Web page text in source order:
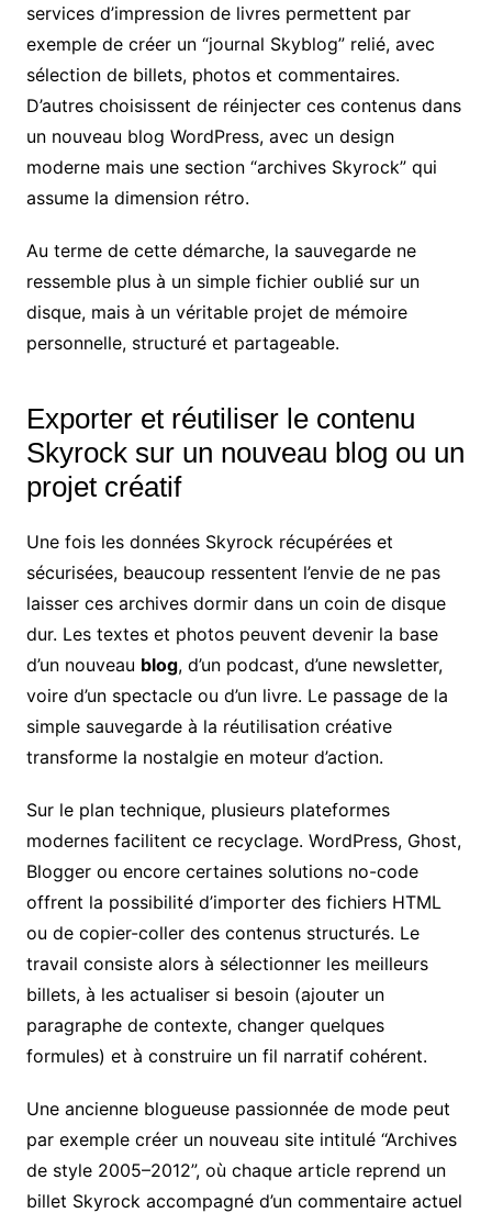
services d’impression de livres permettent par
exemple de créer un “journal Skyblog” relié, avec
sélection de billets, photos et commentaires.
D’autres choisissent de réinjecter ces contenus dans
un nouveau blog WordPress, avec un design
moderne mais une section “archives Skyrock” qui
assume la dimension rétro.
Au terme de cette démarche, la sauvegarde ne
ressemble plus à un simple fichier oublié sur un
disque, mais à un véritable projet de mémoire
personnelle, structuré et partageable.
Exporter et réutiliser le contenu
Skyrock sur un nouveau blog ou un
projet créatif
Une fois les données Skyrock récupérées et
sécurisées, beaucoup ressentent l’envie de ne pas
laisser ces archives dormir dans un coin de disque
dur. Les textes et photos peuvent devenir la base
d’un nouveau blog, d’un podcast, d’une newsletter,
voire d’un spectacle ou d’un livre. Le passage de la
simple sauvegarde à la réutilisation créative
transforme la nostalgie en moteur d’action.
Sur le plan technique, plusieurs plateformes
modernes facilitent ce recyclage. WordPress, Ghost,
Blogger ou encore certaines solutions no-code
offrent la possibilité d’importer des fichiers HTML
ou de copier-coller des contenus structurés. Le
travail consiste alors à sélectionner les meilleurs
billets, à les actualiser si besoin (ajouter un
paragraphe de contexte, changer quelques
formules) et à construire un fil narratif cohérent.
Une ancienne blogueuse passionnée de mode peut
par exemple créer un nouveau site intitulé “Archives
de style 2005–2012”, où chaque article reprend un
billet Skyrock accompagné d’un commentaire actuel